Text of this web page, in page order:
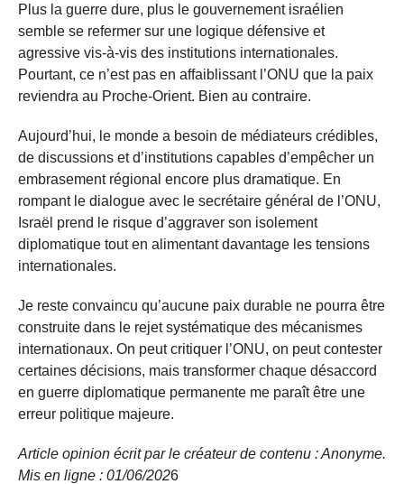
Plus la guerre dure, plus le gouvernement israélien
semble se refermer sur une logique défensive et
agressive vis-à-vis des institutions internationales.
Pourtant, ce n’est pas en affaiblissant l’ONU que la paix
reviendra au Proche-Orient. Bien au contraire.
Aujourd’hui, le monde a besoin de médiateurs crédibles,
de discussions et d’institutions capables d’empêcher un
embrasement régional encore plus dramatique. En
rompant le dialogue avec le secrétaire général de l’ONU,
Israël prend le risque d’aggraver son isolement
diplomatique tout en alimentant davantage les tensions
internationales.
Je reste convaincu qu’aucune paix durable ne pourra être
construite dans le rejet systématique des mécanismes
internationaux. On peut critiquer l’ONU, on peut contester
certaines décisions, mais transformer chaque désaccord
en guerre diplomatique permanente me paraît être une
erreur politique majeure.
Article opinion écrit par le créateur de contenu : Anonyme.
Mis en ligne : 01/06/2026